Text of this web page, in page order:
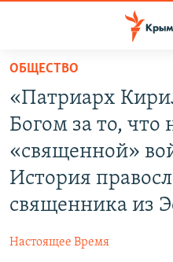
Вернуться
основному
содержанию
главной
навигации
СПЕЦПРОЕКТЫ
11 ЛЕТ ОККУПАЦИИ КРЫМА.
ИСТОРИЯ
ЕЩЕ
КАК ОБОЙТИ
ОБЩЕСТВО
«Патриарх
Богом за то, что
«священной»
История
священника из
Настоящее Время